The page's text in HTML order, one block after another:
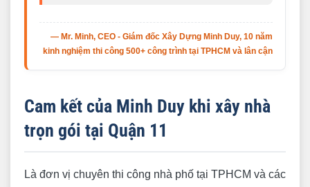
— Mr. Minh, CEO - Giám đốc Xây Dựng Minh Duy, 10 năm
kinh nghiệm thi công 500+ công trình tại TPHCM và lân cận
Cam kết của Minh Duy khi xây nhà
trọn gói tại Quận 11
Là đơn vị chuyên thi công nhà phố tại TPHCM và các